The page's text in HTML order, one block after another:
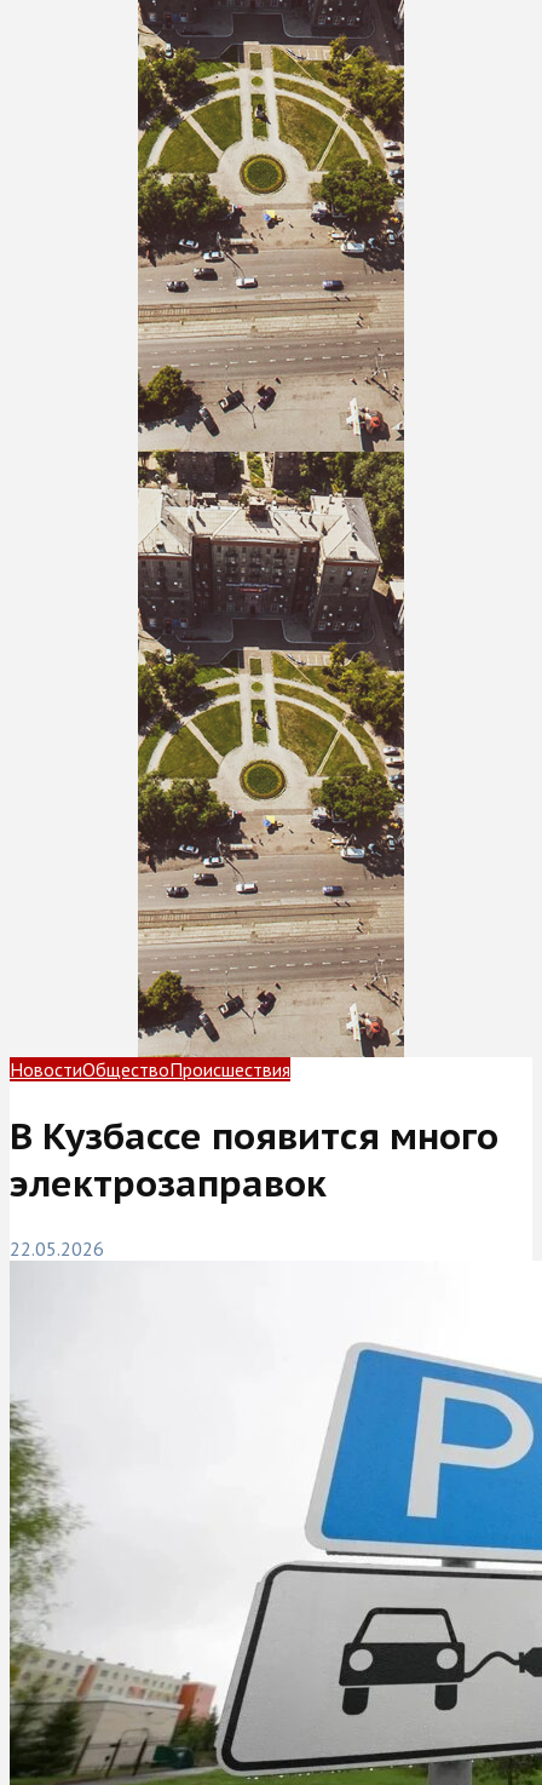
НовостиОбществоПроисшествия
В Кузбассе появится много
электрозаправок
22.05.2026